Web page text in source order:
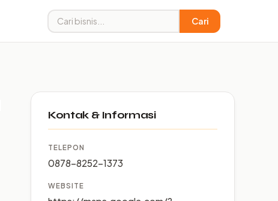
Cari
Kontak & Informasi
TELEPON
0878-8252-1373
WEBSITE